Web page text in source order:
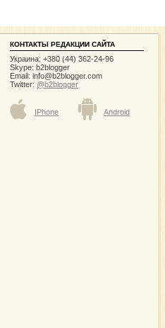
КОНТАКТЫ РЕДАКЦИИ САЙТА
Украина: +380 (44) 362-24-96
Skype: b2blogger
Email: info@b2blogger.com
Twitter: @b2blogger
IPhone Android